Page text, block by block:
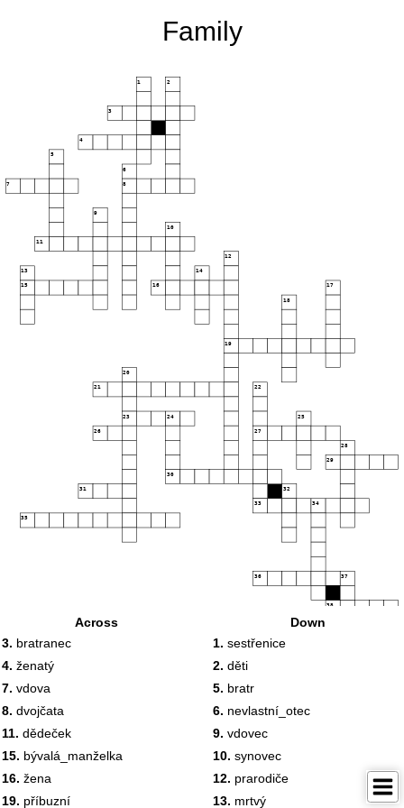
Family
1 2
3
4
5
6
7 8
9
10
11
12
13 14
15 16 17
18
19
20
21 22
23 24 25
26 27
28
29
30
31 32
33 34
35
36 37
38
Across
3. bratranec
4. ženatý
7. vdova
8. dvojčata
11. dědeček
15. bývalá_manželka
16. žena
19. příbuzní
Down
1. sestřenice
2. děti
5. bratr
6. nevlastní_otec
9. vdovec
10. synovec
12. prarodiče
13. mrtvý